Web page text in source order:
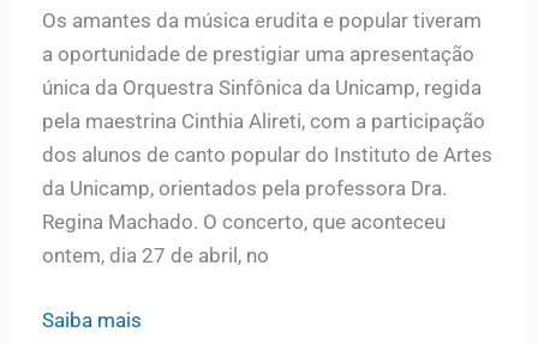
concertos
especiais
Os amantes da música erudita e popular tiveram
a oportunidade de prestigiar uma apresentação
única da Orquestra Sinfônica da Unicamp, regida
pela maestrina Cinthia Alireti, com a participação
dos alunos de canto popular do Instituto de Artes
da Unicamp, orientados pela professora Dra.
Regina Machado. O concerto, que aconteceu
ontem, dia 27 de abril, no
Orquestra
Saiba mais